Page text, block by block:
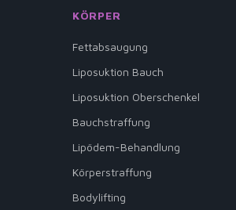
KÖRPER
Fettabsaugung
Liposuktion Bauch
Liposuktion Oberschenkel
Bauchstraffung
Lipödem-Behandlung
Körperstraffung
Bodylifting